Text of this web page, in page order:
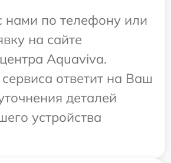
нами по телефону или
на сайте
Aquaviva.
ответит на Ваш
деталей
устройства